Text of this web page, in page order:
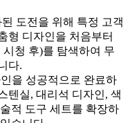
도전을 위해 특정 고객
형 디자인을 처음부터
청 후)를 탐색하여 무
다.
을 성공적으로 완료하
텐실, 대리석 디자인, 색
적 도구 세트를 확장하